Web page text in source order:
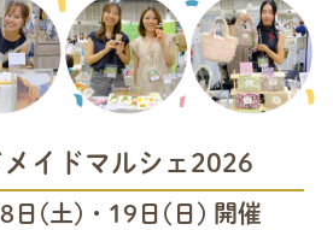
イドマルシェ2026
日(土)・19日(日) 開催